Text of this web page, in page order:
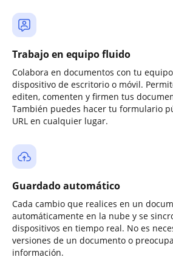
Trabajo en equipo fluido
Colabora en documentos con tu
dispositivo de escritorio o móvil.
editen, comenten y firmen tus
También puedes hacer tu formulario
URL en cualquier lugar.
Guardado automático
Cada cambio que realices en un
automáticamente en la nube y se
dispositivos en tiempo real. No es
versiones de un documento o
información.